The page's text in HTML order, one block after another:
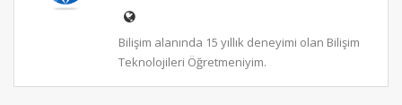
Bilişim alanında 15 yıllık deneyimi olan Bilişim
Teknolojileri Öğretmeniyim.